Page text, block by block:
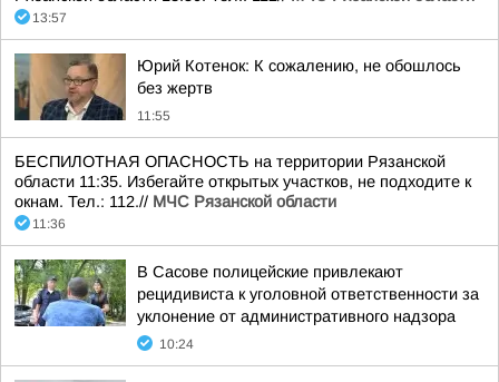
13:57
Юрий Котенок: К сожалению, не обошлось
без жертв
11:55
БЕСПИЛОТНАЯ ОПАСНОСТЬ на территории Рязанской
области 11:35. Избегайте открытых участков, не подходите к
окнам. Тел.: 112.// МЧС Рязанской области
11:36
В Сасове полицейские привлекают
рецидивиста к уголовной ответственности за
уклонение от административного надзора
10:24